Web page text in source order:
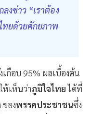
งข่าว “เราต้อง
ทยด้วยศักยภาพ
เกือบ 95% ผลเบื้องต้น
ห้เห็นว่าภูมิใจไทยได้ที่
องพรรคประชาชนซึ่ง